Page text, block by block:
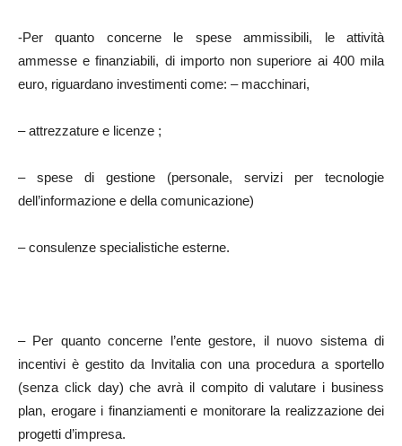
-Per quanto concerne le spese ammissibili, le attività
ammesse e finanziabili, di importo non superiore ai 400 mila
euro, riguardano investimenti come: – macchinari,
– attrezzature e licenze ;
– spese di gestione (personale, servizi per tecnologie
dell’informazione e della comunicazione)
– consulenze specialistiche esterne.
– Per quanto concerne l’ente gestore, il nuovo sistema di
incentivi è gestito da Invitalia con una procedura a sportello
(senza click day) che avrà il compito di valutare i business
plan, erogare i finanziamenti e monitorare la realizzazione dei
progetti d’impresa.